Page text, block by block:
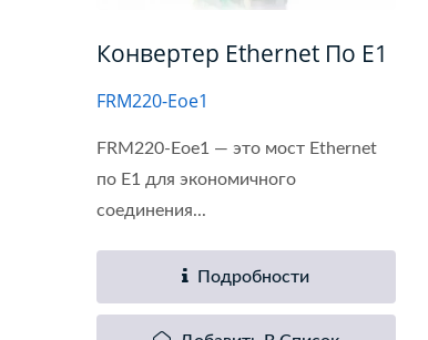
Конвертер Ethernet По E1
FRM220-Eoe1
FRM220-Eoe1 — это мост Ethernet
по E1 для экономичного
соединения...
Подробности